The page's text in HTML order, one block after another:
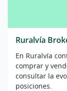
Ruralvía
En Ruralvía
comprar y
consultar la
posiciones.